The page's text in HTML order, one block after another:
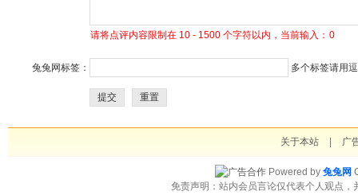
请将点评内容限制在 10 - 1500 个字符以内，当前输入： 0
兔兔网标签： 多个标签请用
提交 重置
关于本站 广
Powered by 兔兔网
免责声明：站内会员言论仅代表个人观点